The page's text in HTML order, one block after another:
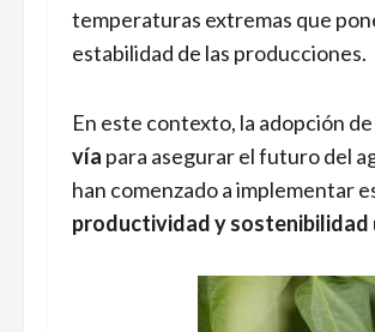
temperaturas extremas que
estabilidad de las producciones.
En este contexto, la adopción de
vía para asegurar el futuro del
han comenzado a implementar
productividad y sostenibilidad